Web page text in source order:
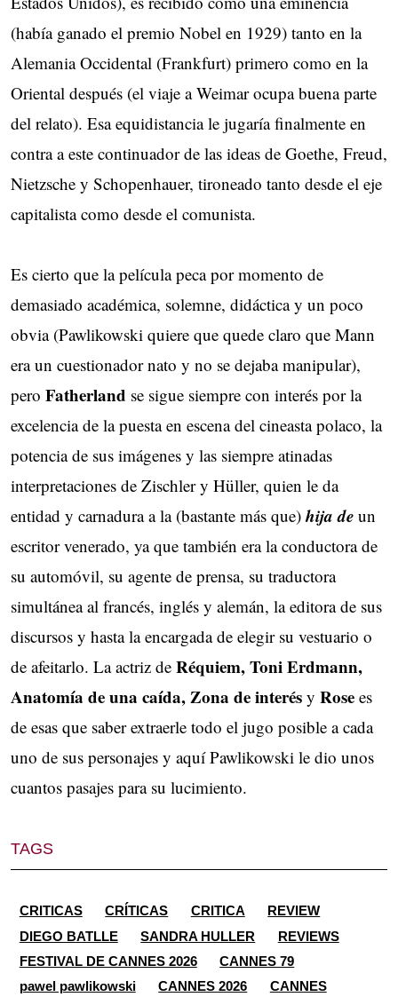
(había ganado el premio Nobel en 1929) tanto en la
Alemania Occidental (Frankfurt) primero como en la
Oriental después (el viaje a Weimar ocupa buena parte
del relato). Esa equidistancia le jugaría finalmente en
contra a este continuador de las ideas de Goethe, Freud,
Nietzsche y Schopenhauer, tironeado tanto desde el eje
capitalista como desde el comunista.
Es cierto que la película peca por momento de
demasiado académica, solemne, didáctica y un poco
obvia (Pawlikowski quiere que quede claro que Mann
era un cuestionador nato y no se dejaba manipular),
pero Fatherland se sigue siempre con interés por la
excelencia de la puesta en escena del cineasta polaco, la
potencia de sus imágenes y las siempre atinadas
interpretaciones de Zischler y Hüller, quien le da
entidad y carnadura a la (bastante más que)hija de un
escritor venerado, ya que también era la conductora de
su automóvil, su agente de prensa, su traductora
simultánea al francés, inglés y alemán, la editora de sus
discursos y hasta la encargada de elegir su vestuario o
de afeitarlo. La actriz de Réquiem, Toni Erdmann,
Anatomía de una caída, Zona de interés y Rose es
de esas que saber extraerle todo el jugo posible a cada
uno de sus personajes y aquí Pawlikowski le dio unos
cuantos pasajes para su lucimiento.
TAGS
CRITICAS CRÍTICAS CRITICA
REVIEW
DIEGO BATLLE
SANDRA HULLER
REVIEWS
FESTIVAL DE CANNES 2026
CANNES 79
pawel pawlikowski
CANNES 2026
CANNES